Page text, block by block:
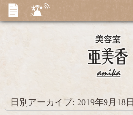
日別アーカイブ: 2019年9月18日